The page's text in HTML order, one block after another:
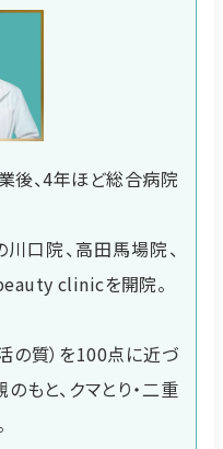
後、4年ほど総合病院
口院、高田馬場院、
clinicを開院。
の質）を100点に近づ
もと、クマとり・二重